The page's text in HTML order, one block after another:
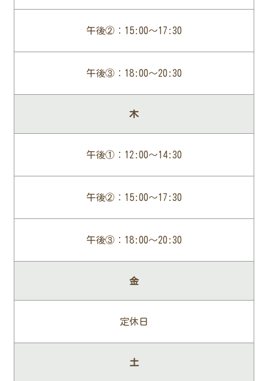
午後②：15:00～17:30
午後③：18:00～20:30
木
午後①：12:00～14:30
午後②：15:00～17:30
午後③：18:00～20:30
金
定休日
土